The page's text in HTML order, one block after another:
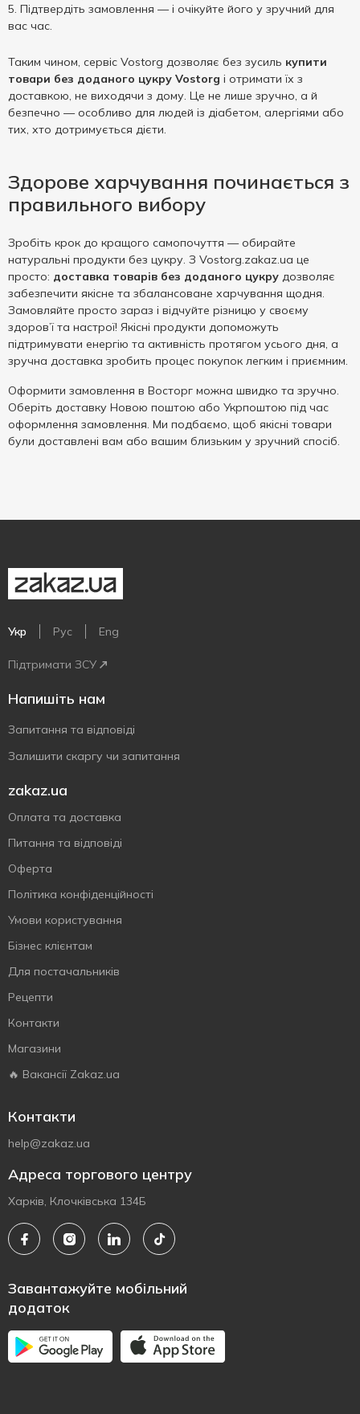
Підтвердіть замовлення — і очікуйте його у зручний для
вас час.
Таким чином, сервіс Vostorg дозволяє без зусиль купити
товари без доданого цукру Vostorg і отримати їх з
доставкою, не виходячи з дому. Це не лише зручно, а й
безпечно — особливо для людей із діабетом, алергіями або
тих, хто дотримується дієти.
Здорове харчування починається з
правильного вибору
Зробіть крок до кращого самопочуття — обирайте
натуральні продукти без цукру. З Vostorg.zakaz.ua це
просто: доставка товарів без доданого цукру дозволяє
забезпечити якісне та збалансоване харчування щодня.
Замовляйте просто зараз і відчуйте різницю у своєму
здоров’ї та настрої! Якісні продукти допоможуть
підтримувати енергію та активність протягом усього дня, а
зручна доставка зробить процес покупок легким і приємним.
Оформити замовлення в Восторг можна швидко та зручно.
Оберіть доставку Новою поштою або Укрпоштою під час
оформлення замовлення. Ми подбаємо, щоб якісні товари
були доставлені вам або вашим близьким у зручний спосіб.
Укр Рус Eng
Підтримати ЗСУ
Напишіть нам
Запитання та відповіді
Залишити скаргу чи запитання
zakaz.ua
Оплата та доставка
Питання та відповіді
Оферта
Політика конфіденційності
Умови користування
Бізнес клієнтам
Для постачальників
Рецепти
Контакти
Магазини
🔥 Вакансії Zakaz.ua
Контакти
help@zakaz.ua
Адреса торгового центру
Харків, Клочківська 134Б
Завантажуйте мобільний
додаток